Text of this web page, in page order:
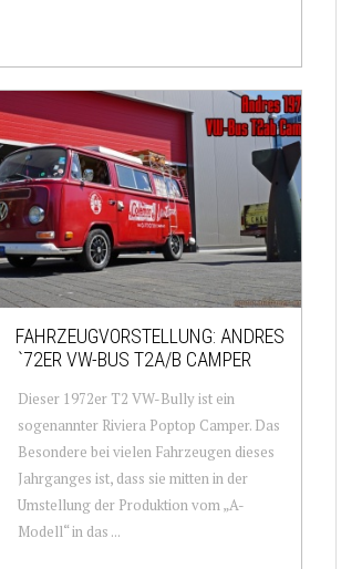
FAHRZEUGVORSTELLUNG: ANDRES
`72ER VW-BUS T2A/B CAMPER
Dieser 1972er T2 VW-Bully ist ein
sogenannter Riviera Poptop Camper. Das
Besondere bei vielen Fahrzeugen dieses
Jahrganges ist, dass sie mitten in der
Umstellung der Produktion vom „A-
Modell“ in das ...